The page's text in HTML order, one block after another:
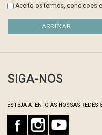
Aceito os termos, condicoes
SIGA-NOS
ESTEJA ATENTO ÀS NOSSAS REDES